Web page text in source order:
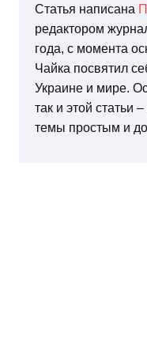
Статья написана
редактором
года, с момента
Чайка посвятил
Украине и мире.
так и этой статьи
темы простым и